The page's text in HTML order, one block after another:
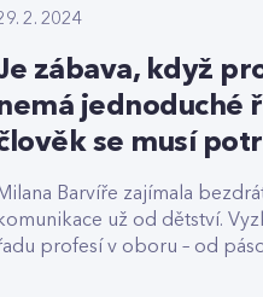
2. 2024
zábava, když
jednoduché
se musí
Milana Barvíře zajímala
komunikace už od dětství.
profesí v oboru – od